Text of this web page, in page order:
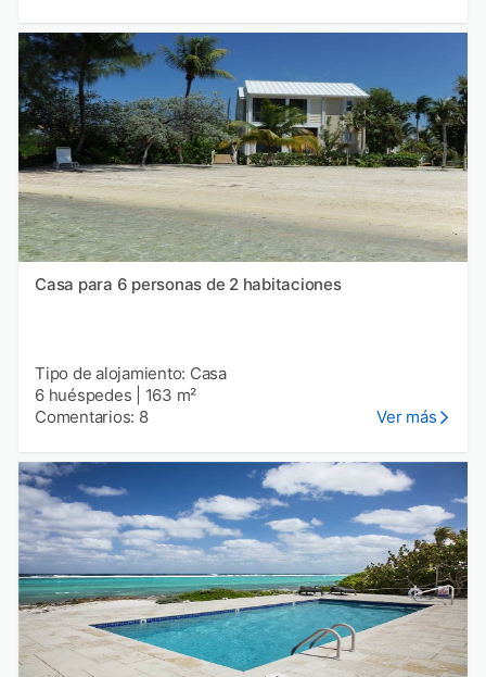
Casa para 6 personas de 2 habitaciones
Tipo de alojamiento: Casa
6 huéspedes
163 m²
Comentarios: 8
Ver más